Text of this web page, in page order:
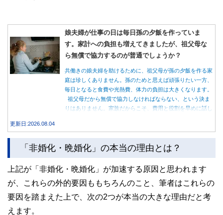
娘夫婦が仕事の日は毎日孫の夕飯を作っていま
す。家計への負担も増えてきましたが、祖父母な
ら無償で協力するのが普通でしょうか？
共働きの娘夫婦を助けるために、祖父母が孫の夕飯を作る家
庭は珍しくありません。孫のためと思えば頑張りたい一方、
毎日となると食費や光熱費、体力の負担は大きくなります。
祖父母だから無償で協力しなければならない、という決ま
りはありません。家族だからこそ、費用と役割を早めに話し
更新日:2026.08.04
「非婚化・晩婚化」の本当の理由とは？
上記が「非婚化・晩婚化」が加速する原因と思われます
が、これらの外的要因ももちろんのこと、筆者はこれらの
要因を踏まえた上で、次の2つが本当の大きな理由だと考
えます。